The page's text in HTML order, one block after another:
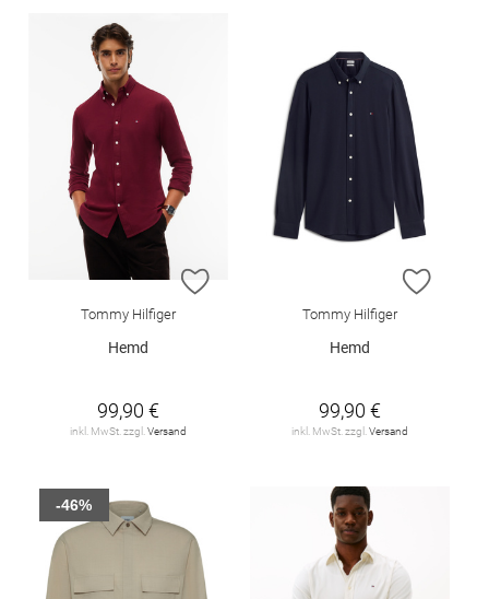
ZUR WUNSCHLISTE HINZUFÜGEN
Tommy Hilfiger
Hemd
99,90 €
inkl. MwSt. zzgl. Versand
ZUR
Tommy Hilfiger
Hemd
99,90 €
inkl. MwSt. zzgl. Versand
-46%